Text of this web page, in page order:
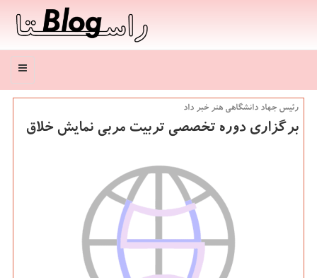
منو
رئیس جهاد دانشگاهی هنر خبر داد
برگزاری دوره تخصصی تربیت مربی نمایش خلاق